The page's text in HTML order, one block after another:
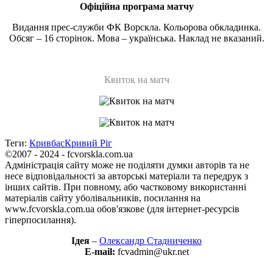
Офіційна програма матчу
Видання прес-служби ФК Ворскла. Кольорова обкладинка.
Обсяг – 16 сторінок. Мова – українська. Наклад не вказаний.
Квиток на матч
Теги: КривбасКривий Ріг
©2007 - 2024 - fcvorskla.com.ua
Адміністрація сайту може не поділяти думки авторів та не
несе відповідальності за авторські матеріали та передрук з
інших сайтів. При повному, або частковому використанні
матеріалів сайту уболівальників, посилання на
www.fcvorskla.com.ua обов'язкове (для інтернет-ресурсів
гіперпосилання).
Ідея – Олександр Стадниченко
E-mail: fcvadmin@ukr.net